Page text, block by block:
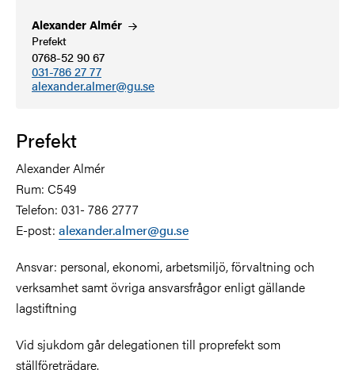
AlexanderAlmér
Prefekt
0768-52 90 67
031-786 27 77
alexander.almer@gu.se
Prefekt
Alexander Almér
Rum: C549
Telefon: 031- 786 2777
E-post: alexander.almer@gu.se
Ansvar: personal, ekonomi, arbetsmiljö, förvaltning och
verksamhet samt övriga ansvarsfrågor enligt gällande
lagstiftning
Vid sjukdom går delegationen till proprefekt som
ställföreträdare.